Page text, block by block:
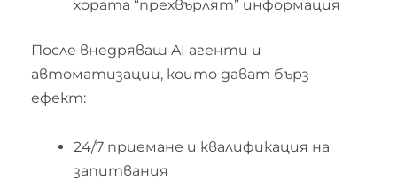
хората “прехвърлят” информация
После внедряваш AI агенти и
автоматизации, които дават бърз
ефект:
24/7 приемане и квалификация на
запитвания